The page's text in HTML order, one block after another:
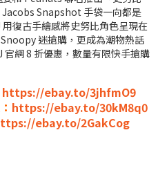
Snapshot 手袋一向都是
復古手繪感將史努比角色呈現在
迷搶購，更成為潮物熱話
官網 8 折優惠，數量有限快手搶購
https://ebay.to/3jhfmO9
https://ebay.to/30kM8q0
ebay.to/2GakCog